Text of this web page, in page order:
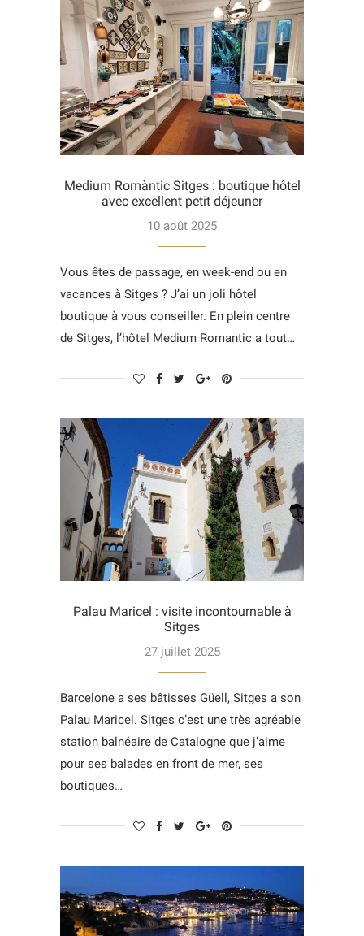
Medium Romàntic Sitges : boutique hôtel
avec excellent petit déjeuner
10 août 2025
Vous êtes de passage, en week-end ou en
vacances à Sitges ? J’ai un joli hôtel
boutique à vous conseiller. En plein centre
de Sitges, l’hôtel Medium Romantic a tout…
Palau Maricel : visite incontournable à
Sitges
27 juillet 2025
Barcelone a ses bâtisses Güell, Sitges a son
Palau Maricel. Sitges c’est une très agréable
station balnéaire de Catalogne que j’aime
pour ses balades en front de mer, ses
boutiques…